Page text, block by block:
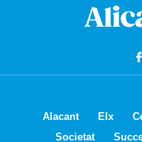
Alacant Elx
Societat